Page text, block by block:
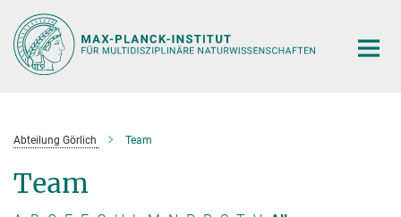
Hauptinhalt
Abteilung Görlich Team
Team